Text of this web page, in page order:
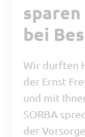
bei
Wir durften
der Ernst
und mit
SORBA
der